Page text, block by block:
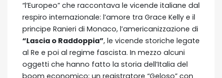
“l’Europeo” che raccontava le vicende italiane dal
respiro internazionale: l’amore tra Grace Kelly e il
principe Ranieri di Monaco, l’americanizzazione di
“Lascia o Raddoppia”, le vicende storiche legate
al Re e poi al regime fascista. In mezzo alcuni
oggetti che hanno fatto la storia dell’Italia del